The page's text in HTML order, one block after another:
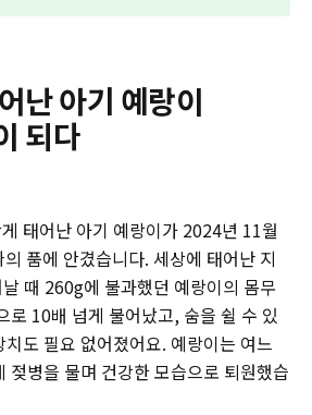
난 아기 예랑이‌
되다
태어난 아기 예랑이가 2024년 11월
품에 안겼습니다. 세상에 태어난 지
때 260g에 불과했던 예랑이의 몸무
로 10배 넘게 불어났고, 숨을 쉴 수 있
도 필요 없어졌어요. 예랑이는 여느
젖병을 물며 건강한 모습으로 퇴원했습